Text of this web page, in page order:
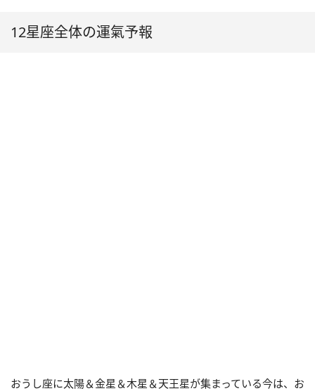
12星座全体の運氣予報
おうし座に太陽＆金星＆木星＆天王星が集まっている今は、お